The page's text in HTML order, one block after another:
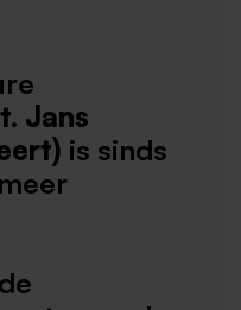
Jans
is sinds